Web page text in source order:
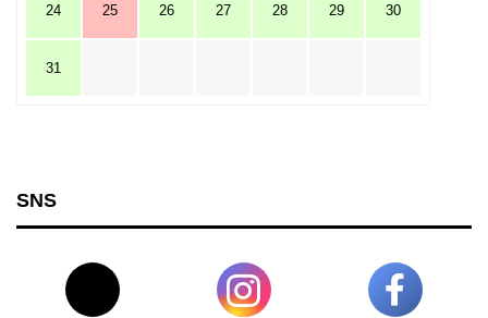
24 25 26 27 28 29 30
31
SNS